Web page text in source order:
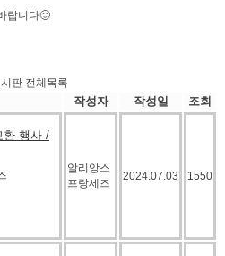
랍니다🙂
판 전체목록
작성자 작성일 조회
환 행사 /
알리앙스
프랑세즈
2024.07.03 1550